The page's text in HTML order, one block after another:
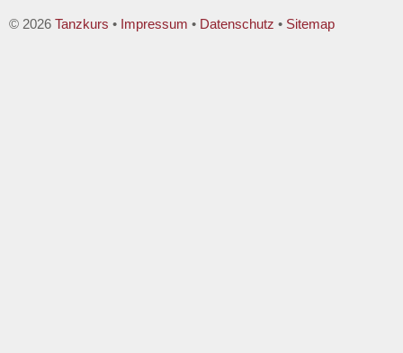
© 2026 Tanzkurs • Impressum • Datenschutz • Sitemap